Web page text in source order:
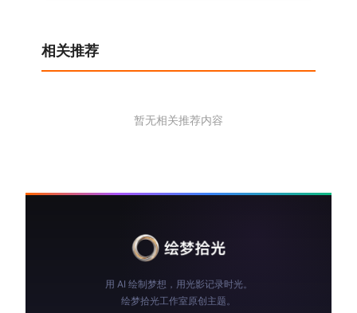
相关推荐
暂无相关推荐内容
用 AI 绘制梦想，用光影记录时光。
绘梦拾光工作室原创主题。